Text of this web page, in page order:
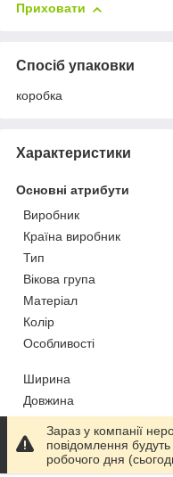
Приховати
Спосіб упаковки
коробка
Характеристики
Основні атрибути
Виробник
Країна виробник
Тип
Вікова група
Матеріал
Колір
Особливості
Ширина
Довжина
Вага
Тип живлення
Зараз у компанії
повідомлення
робочого дня